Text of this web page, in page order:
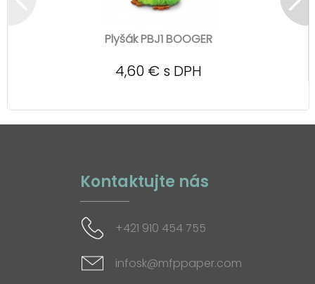
Plyšák PBJ1 BOOGER
4,60 € s DPH
Kontaktujte nás
+421 910 454 755
infosk@mfppaper.com